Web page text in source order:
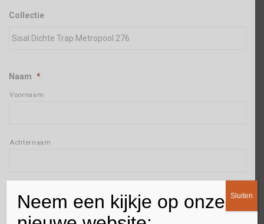
Collectie
Naam *
Voornaam
Achternaam
Adres
Neem een kijkje op onze
Sluiten